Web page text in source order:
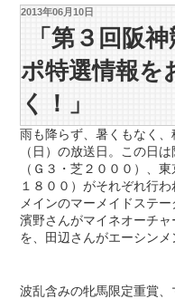
2013年06月10日
「第３回阪
ポ特選情報を
く！」
雨も降らず、暑くもなく
（日）の放送日。この日
（Ｇ３・芝２０００）、
１８００）がそれぞれ行
メインのマーメイドステー
濱野さんがマイネオーチ
を、田辺さんがエーシンメ
波乱含みの牝馬限定重賞